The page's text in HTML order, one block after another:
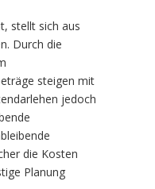
stellt sich aus
Durch die
steigen mit
jedoch
die Kosten
Planung